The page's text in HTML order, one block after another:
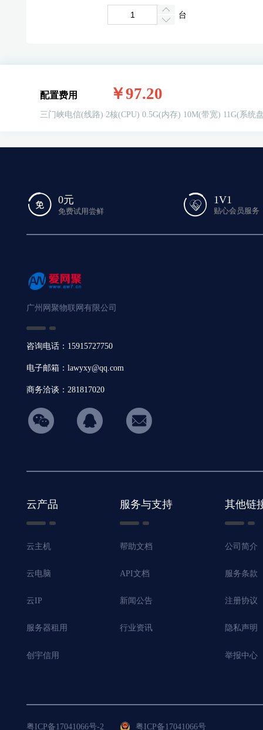
台
配置费用 ￥97.20
三门峡电信(线路) 2核(CPU) 0.5G(内存) 10M(带宽) 11G(系统
0元
免费试用尝鲜
1V1
贴心会员服务
广州网聚物联网有限公司
咨询电话：15915727750
电子邮箱：lawyxy@qq.com
商务洽谈：281817020
hicon34
云产品
云主机
云电脑
云IP
服务器租用
创宇信用
服务与支持
帮助文档
API文档
新闻公告
行业资讯
其他链
公司简介
服务条款
注册协议
隐私声明
举报中心
粤ICP备17041066号-2 粤ICP备17041066号